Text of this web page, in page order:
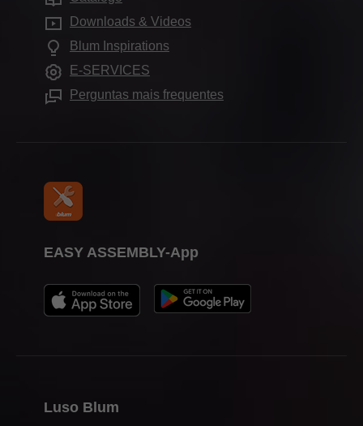
Aplicações para armários
Outros Produtos
Ajudas de montagem
Perguntas mais frequentes
Compliance
Formação
Imprensa
Pontos de venda
Equipe externa de vendas
Showroom Blum Portugal
Showrooms
Luso Blum
EASY ASSEMBLY-App
Downloads & Videos
Blum Inspirations
E-SERVICES
Perguntas mais frequentes